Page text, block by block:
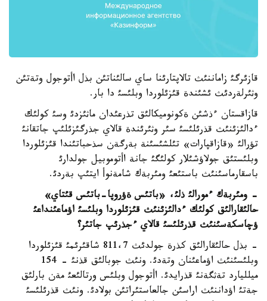
قازئرگئ زاماننئث تالاپتارئنا ساي سالئناتئن بذل اأتوجول وتةتئن
وثئرلةردئث ئشئندة قئزئلوردا وبلئسئ دا بار.
قازاقستان ءذشئن ةكونوميكالئق تذرعئدان ماثئزدئ وسئ كولئك
ءدالئزئنئث قذرئلئسئ سئر وثئرئندة قالاي جذرگئزئلئپ جاتقانئ
تؤرالئ «قازاقپارات» تئلشئسئنة بةرگةن سذحباتئندا قئزئلوردا
وبلئستئق جولاؤشئلار كولئگئ جانة اأتوموبيل جولدارئ
باسقارماسئنئث باستئعئ ومئربةك شامةنوأ ايتئپ بةردئ.
- ومئربةك ءمورالئ ذلئ، «باتئس ةؤروپا-باتئس قئتاي»
حالئقارالئق كولئك ءدالئزئنئث قئزئلوردا وبلئسئ اؤماعئنداعئ
ؤچاسكةسئنئث قذرئلئسئ قالاي ءجذرئپ جاتئر؟
- بذل حالئقارالئق كذرة جولدئث 811،7 شاقئرئمئ قئزئلوردا
وبلئسئنئث اؤماعئنان وتةدئ. ونئث جوبالئق قذنئ - 154
ميلليارد تةثگةنئ قذرايدئ. اأتوجول وبلئس ورتالئعئ مةن بارلئق
جةتئ اؤداننئث اراسئن جالعاستئراتئن بولادئ. ونئث قذرئلئسئ